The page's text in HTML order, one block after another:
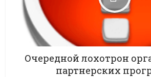
Очередной лохотрон
партнерских